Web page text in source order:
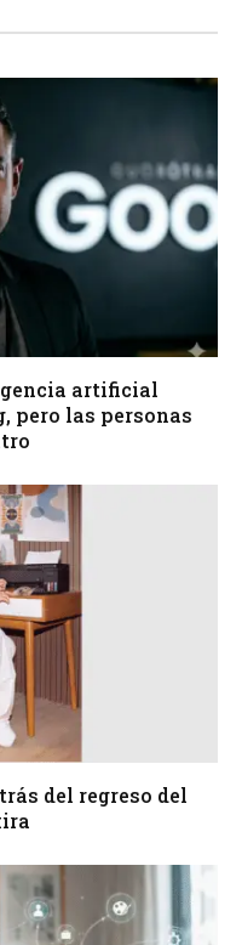
artificial
pero las personas
del regreso del